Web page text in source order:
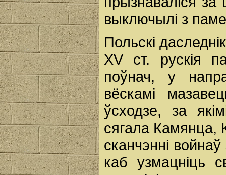
выключылі з
Польскі
XV ст. рускія
поўнач, у
вёскамі
ўсходзе, за
сягала Камянца,
сканчэнні войнаў
каб узмацніць